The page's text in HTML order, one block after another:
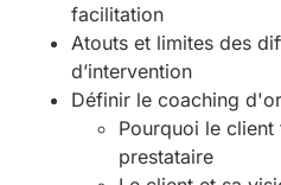
facilitation
Atouts et limites des
d’intervention
Définir le coaching
Pourquoi le
prestataire